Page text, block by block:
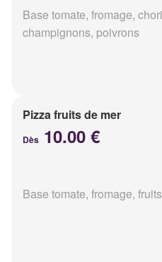
Base tomate, fromage,
champignons, poivrons
Pizza fruits de mer
Dès 10.00 €
Base tomate, fromage,